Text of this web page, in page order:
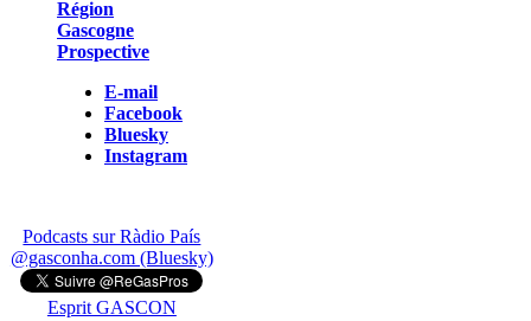
Région
Gascogne
Prospective
E-mail
Facebook
Bluesky
Instagram
Podcasts sur Ràdio País
@gasconha.com (Bluesky)
Esprit GASCON